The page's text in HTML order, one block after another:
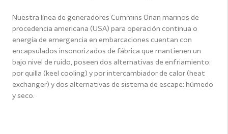
Nuestra línea de generadores Cummins Onan marinos de
procedencia americana (USA) para operación continua o
energía de emergencia en embarcaciones cuentan con
encapsulados insonorizados de fábrica que mantienen un
bajo nivel de ruido, poseen dos alternativas de enfriamiento:
por quilla (keel cooling) y por intercambiador de calor (heat
exchanger) y dos alternativas de sistema de escape: húmedo
y seco.